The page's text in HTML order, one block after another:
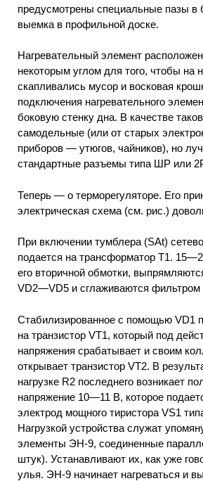
предусмотрены специальные пазы в
выемка в профильной доске.
Нагревательный элемент
некоторым углом для того, чтобы на
скапливались мусор и восковая
подключения нагревательного
боковую стенку дна. В качестве
самодельные (или от старых
приборов — утюгов, чайников), но
стандартные разъемы типа ШР или
Теперь — о терморегуляторе. Его
электрическая схема (см. рис.)
При включении тумблера (SAt)
подается на трансформатор Т1.
его вторичной обмотки,
VD2—VD5 и сглаживаются фильтром
Стабилизированное с помощью VD1
на транзистор VT1, который под
напряжения срабатывает и своим
открывает транзистор VT2. В
нагрузке R2 последнего возникает
напряжение 10—11 В, которое
электрод мощного тиристора VS1
Нагрузкой устройства служат
элементы ЭН-9, соединенные
штук). Устанавливают их, как уже
улья. ЭН-9 начинает нагреваться и